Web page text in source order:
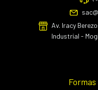
Av. Iracy
Industrial -